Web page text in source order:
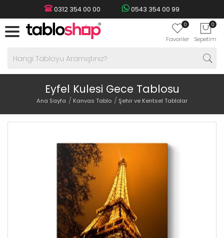
0312 354 00 00 0543 354 00 99
0
Favoriler
0
Sepetim
Eyfel Kulesi Gece Tablosu
Ana Sayfa Kanvas Tablo Şehir ve Kentsel Tablolar